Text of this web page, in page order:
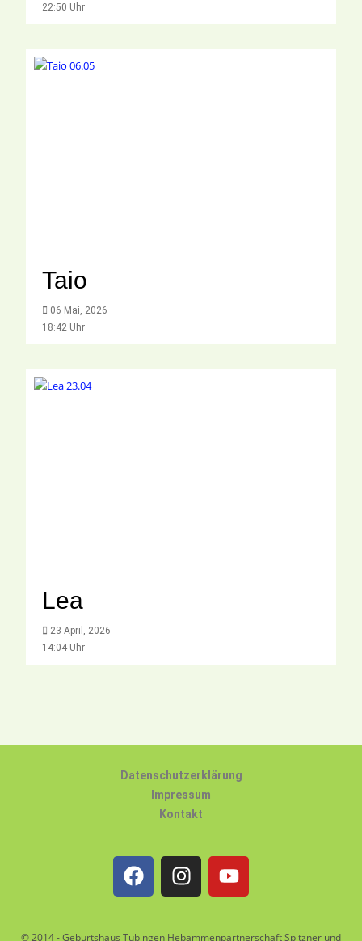
22:50 Uhr
Taio
06 Mai, 2026
18:42 Uhr
Lea
23 April, 2026
14:04 Uhr
Datenschutzerklärung
Impressum
Kontakt
© 2014 - Geburtshaus Tübingen Hebammenpartnerschaft Spitzner und